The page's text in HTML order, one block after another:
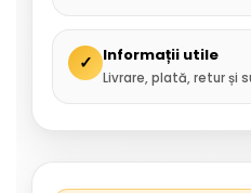
✓ Informații utile
Livrare, plată, retur și